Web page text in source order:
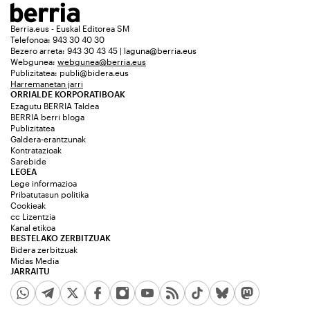
Berria.eus - Euskal Editorea SM
Telefonoa: 943 30 40 30
Bezero arreta: 943 30 43 45 | laguna@berria.eus
Webgunea: webgunea@berria.eus
Publizitatea: publi@bidera.eus
Harremanetan jarri
ORRIALDE KORPORATIBOAK
Ezagutu BERRIA Taldea
BERRIA berri bloga
Publizitatea
Galdera-erantzunak
Kontratazioak
Sarebide
JARRAITU
LEGEA
Lege informazioa
Pribatutasun politika
Cookieak
cc Lizentzia
Kanal etikoa
BESTELAKO ZERBITZUAK
Bidera zerbitzuak
Midas Media